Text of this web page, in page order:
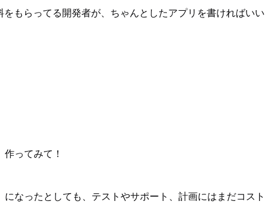
もらってる開発者が、ちゃんとしたアプリを書ければいい
ってみて！
なったとしても、テストやサポート、計画にはまだコスト